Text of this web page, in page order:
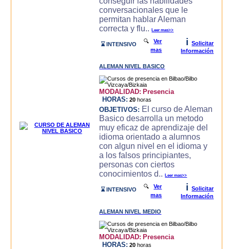
conversacionales que le
permitan hablar Aleman
correcta y flu..Leer mas>>
⌛ INTENSIVO 🔍Ver
mas
i
Solicitar
Información
ALEMAN NIVEL BASICO
MODALIDAD: Presencia
HORAS: 20 horas
OBJETIVOS: El curso de Aleman
Basico desarrolla un metodo
muy eficaz de aprendizaje del
idioma orientado a alumnos
con algun nivel en el idioma y
a los falsos principiantes,
personas con ciertos
conocimientos d..Leer mas>>
⌛ INTENSIVO 🔍Ver
mas
i
Solicitar
Información
ALEMAN NIVEL MEDIO
MODALIDAD: Presencia
HORAS: 20 horas